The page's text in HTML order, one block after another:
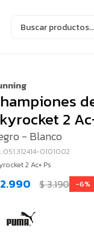
2
- Blanco
051.312414-0101002
2 Ac+ Ps
2.990 $3.190 6